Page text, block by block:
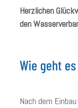
Herzlichen
den
Wie geht
Nach dem